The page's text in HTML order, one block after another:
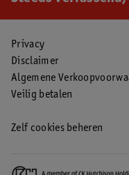
Privacy
Disclaimer
Algemene
Veilig betalen
Zelf cookies beheren